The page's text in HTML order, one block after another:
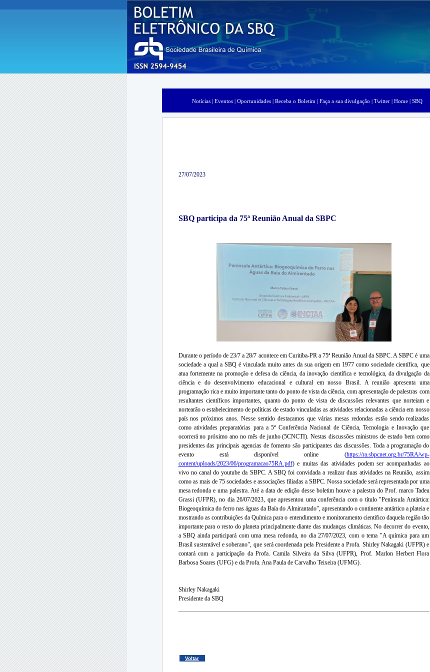
Notícias | Eventos | Oportunidades | Receba o Boletim | Faça a sua divulgação | Twitter | Home | SBQ
27/07/2023
SBQ participa da 75ª Reunião Anual da SBPC
Durante o período de 23/7 a 28/7 acontece em Curitiba-PR a 75ª Reunião Anual da SBPC. A SBPC é uma
sociedade a qual a SBQ é vinculada muito antes da sua origem em 1977 como sociedade científica, que
atua fortemente na promoção e defesa da ciência, da inovação científica e tecnológica, da divulgação da
ciência e do desenvolvimento educacional e cultural em nosso Brasil. A reunião apresenta uma
programação rica e muito importante tanto do ponto de vista da ciência, com apresentação de palestras com
resultantes científicos importantes, quanto do ponto de vista de discussões relevantes que norteiam e
nortearão o estabelecimento de políticas de estado vinculadas as atividades relacionadas a ciência em nosso
país nos próximos anos. Nesse sentido destacamos que várias mesas redondas estão sendo realizadas
como atividades preparatórias para a 5ª Conferência Nacional de Ciência, Tecnologia e Inovação que
ocorrerá no próximo ano no mês de junho (5CNCTI). Nestas discussões ministros de estado bem como
presidentes das principais agencias de fomento são participantes das discussões. Toda a programação do
evento está disponível online (https://ra.sbpcnet.org.br/75RA/wp-
content/uploads/2023/06/programacao75RA.pdf) e muitas das atividades podem ser acompanhadas ao
vivo no canal do youtube da SBPC. A SBQ foi convidada a realizar duas atividades na Reunião, assim
como as mais de 75 sociedades e associações filiadas a SBPC. Nossa sociedade será representada por uma
mesa redonda e uma palestra. Até a data de edição desse boletim houve a palestra do Prof. marco Tadeu
Grassi (UFPR), no dia 26/07/2023, que apresentou uma conferência com o título "Península Antártica:
Biogeoquímica do ferro nas águas da Baía do Almirantado", apresentando o continente antártico a plateia e
mostrando as contribuições da Química para o entendimento e monitoramento cientifico daquela região tão
importante para o resto do planeta principalmente diante das mudanças climáticas. No decorrer do evento,
a SBQ ainda participará com uma mesa redonda, no dia 27/07/2023, com o tema "A química para um
Brasil sustentável e soberano", que será coordenada pela Presidente a Profa. Shirley Nakagaki (UFPR) e
contará com a participação da Profa. Camila Silveira da Silva (UFPR), Prof. Marlon Herbert Flora
Barbosa Soares (UFG) e da Profa. Ana Paula de Carvalho Teixeira (UFMG).
Shirley Nakagaki
Presidente da SBQ
Voltar